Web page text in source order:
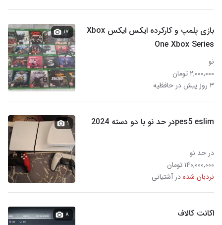
بازی پلمپ و کارکرده ایکس ایکس Xbox
One Xbox Series
نو
۲,۰۰۰,۰۰۰ تومان
۳ روز پیش در حافظیه
۱۷
pes5 eslimدر حد نو با دو دسته 2024
در حد نو
۱۴۰,۰۰۰,۰۰۰ تومان
نردبان شدهدر آشتیانی
۱
اکانت کالاف ۸